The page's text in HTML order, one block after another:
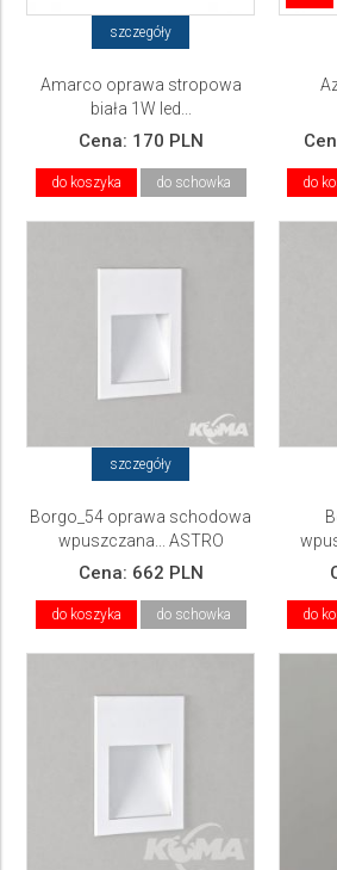
szczegóły
Amarco oprawa stropowa
biała 1W led...
Cena: 170 PLN
do koszyka do schowka do
szczegóły
Borgo_54 oprawa schodowa
wpuszczana... ASTRO
Cena: 662 PLN
do koszyka do schowka do